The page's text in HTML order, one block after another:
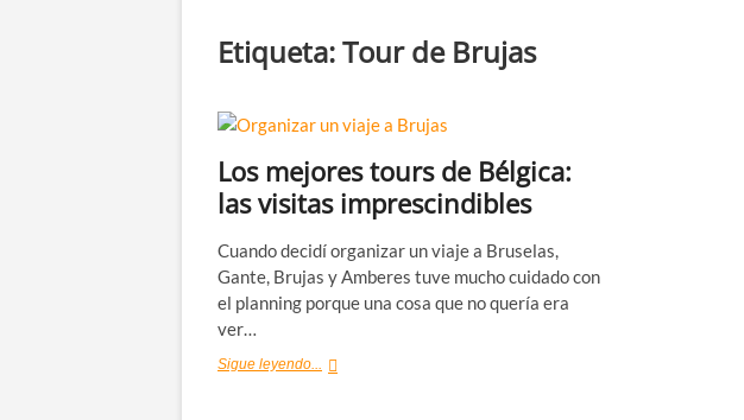
Etiqueta:Tour de Brujas
Los mejores tours de Bélgica:
las visitas imprescindibles
Cuando decidí organizar un viaje a Bruselas,
Gante, Brujas y Amberes tuve mucho cuidado con
el planning porque una cosa que no quería era
ver…
Sigue leyendo... Los